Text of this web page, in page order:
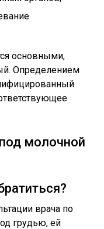
основными,
Определением
молочной
врача по
грудью, ей